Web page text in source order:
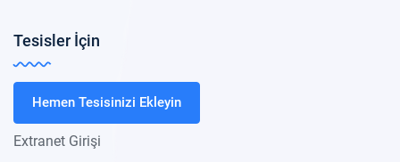
Tesisler İçin
Hemen Tesisinizi Ekleyin
Extranet Girişi